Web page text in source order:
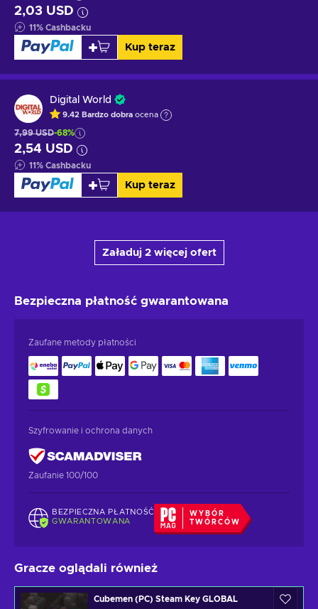
2,03 USD
11% Cashbacku
Kup teraz
Digital World
9.42 Bardzo dobra ocena
7,99 USD-68%
2,54 USD
11% Cashbacku
Kup teraz
Załaduj 2 więcej ofert
Bezpieczna płatność gwarantowana
Zaufane metody płatności
Szyfrowanie i ochrona danych
Zaufanie 100/100
BEZPIECZNA PŁATNOŚĆ
GWARANTOWANA
WYBÓR
TWÓRCÓW
Gracze oglądali również
Cubemen (PC) Steam Key GLOBAL